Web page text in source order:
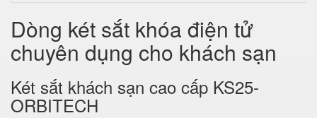
Dòng két sắt khóa điện tử
chuyên dụng cho khách sạn
Két sắt khách sạn cao cấp KS25-
ORBITECH